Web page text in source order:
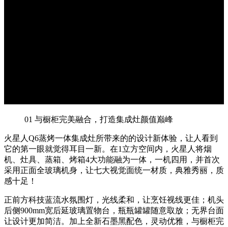
01 与橱柜完美融合，打造集成灶颜值巅峰
火星人Q6蒸烤一体集成灶所带来的的设计新体验，让人看到
它的第一眼就觉得耳目一新。在1立方空间内，火星人将烟
机、灶具、蒸箱、烤箱4大功能融为一体，一机四用，并首次
采用正面全玻璃机身，让七大视觉面统一材质，典雅秀丽，质
感十足！
正前方科技蓝流水氛围灯，光线柔和，让烹饪视线更佳；机头
后侧900mm宽后延玻璃置物台，瓶瓶罐罐随意取放；无界台面
让设计更加简洁。加上全新石墨黑配色，灵动优雅，与橱柜完